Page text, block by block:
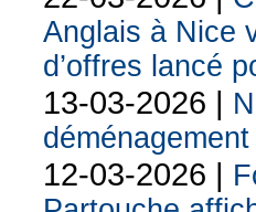
Anglais à Nice
d’offres lancé
13-03-2026 |
12-03-2026 |